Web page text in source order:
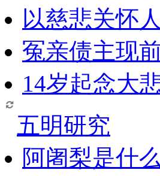
以慈悲关怀人
冤亲债主现
14岁起念大
五明研究
阿阇梨是什